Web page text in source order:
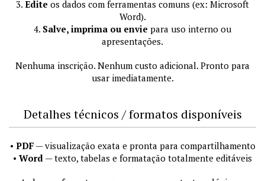
3. Edite os dados com ferramentas comuns (ex: Microsoft
Word).
4. Salve, imprima ou envie para uso interno ou
apresentações.
Nenhuma inscrição. Nenhum custo adicional. Pronto para
usar imediatamente.
Detalhes técnicos / formatos disponíveis
• PDF— visualização exata e pronta para compartilhamento
• Word — texto, tabelas e formatação totalmente editáveis